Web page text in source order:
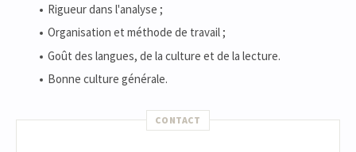
Rigueur dans l'analyse ;
Organisation et méthode de travail ;
Goût des langues, de la culture et de la lecture.
Bonne culture générale.
CONTACT